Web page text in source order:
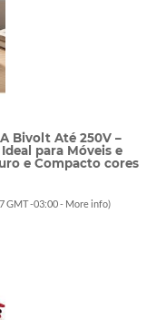
Bivolt Até 250V –
para Móveis e
e Compacto cores
GMT -03:00 - More info)